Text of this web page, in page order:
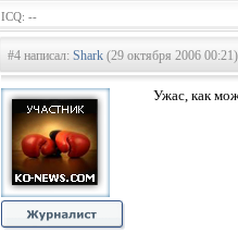
ICQ: --
#4 написал: Shark (29 октября 2006 00:21)
Ужас, как